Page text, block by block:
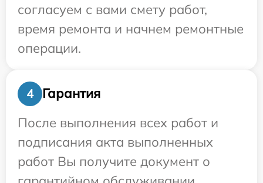
согласуем с вами смету работ,
время ремонта и начнем ремонтные
операции.
4
Гарантия
После выполнения всех работ и
подписания акта выполненных
работ Вы получите документ о